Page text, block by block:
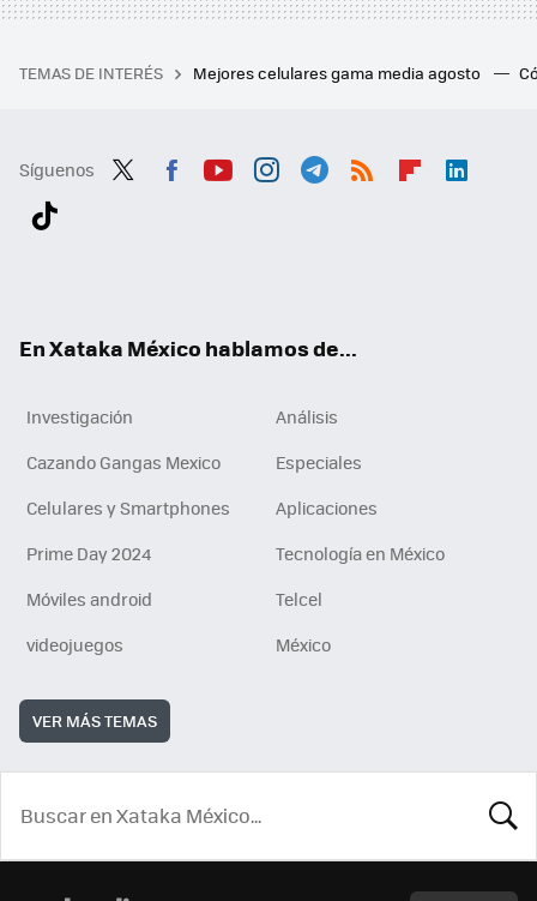
TEMAS DE INTERÉS Mejores celulares gama media agosto
Síguenos
En Xataka México hablamos de...
Investigación
Análisis
Cazando Gangas Mexico
Especiales
Celulares y Smartphones
Aplicaciones
Prime Day 2024
Tecnología en México
Móviles android
Telcel
videojuegos
México
VER MÁS TEMAS